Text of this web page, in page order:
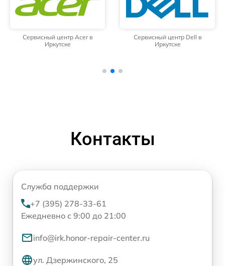
Сервисный центр Acer в
Иркутске
Сервисный центр Dell в
Иркутске
Контакты
Служба поддержки
+7 (395) 278-33-61
Ежедневно с 9:00 до 21:00
info@irk.honor-repair-center.ru
ул. Дзержинского, 25